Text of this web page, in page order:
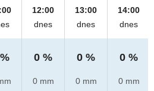
12:00
dnes
0 %
0 mm
13:00
dnes
0 %
0 mm
14:00
dnes
0 %
0 mm